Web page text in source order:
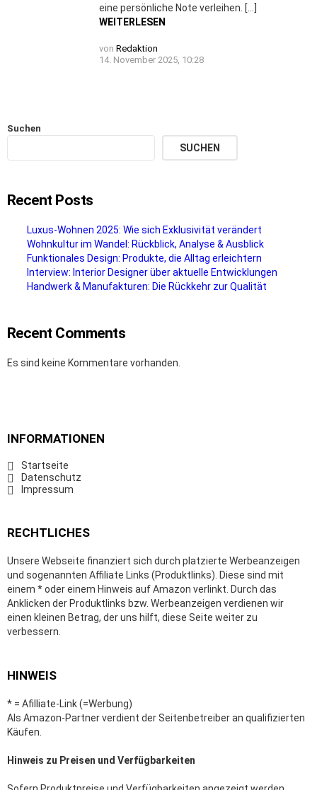
eine persönliche Note verleihen. […]
WEITERLESEN
von Redaktion
14. November 2025, 10:28
Suchen
SUCHEN
Recent Posts
Luxus-Wohnen 2025: Wie sich Exklusivität verändert
Wohnkultur im Wandel: Rückblick, Analyse & Ausblick
Funktionales Design: Produkte, die Alltag erleichtern
Interview: Interior Designer über aktuelle Entwicklungen
Handwerk & Manufakturen: Die Rückkehr zur Qualität
Recent Comments
Es sind keine Kommentare vorhanden.
INFORMATIONEN
Startseite
Datenschutz
Impressum
RECHTLICHES
Unsere Webseite finanziert sich durch platzierte Werbeanzeigen
und sogenannten Affiliate Links (Produktlinks). Diese sind mit
einem * oder einem Hinweis auf Amazon verlinkt. Durch das
Anklicken der Produktlinks bzw. Werbeanzeigen verdienen wir
einen kleinen Betrag, der uns hilft, diese Seite weiter zu
verbessern.
HINWEIS
* = Afilliate-Link (=Werbung)
Als Amazon-Partner verdient der Seitenbetreiber an qualifizierten
Käufen.
Hinweis zu Preisen und Verfügbarkeiten